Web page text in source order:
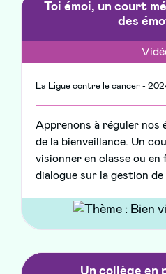
Toi émoi, un court
des
La Ligue contre le cancer -
Apprenons à réguler nos
de la bienveillance. Un
visionner en classe ou
dialogue sur la gestion de
Un collège en